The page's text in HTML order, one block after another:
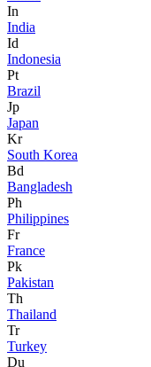
In
India
Id
Indonesia
Pt
Brazil
Jp
Japan
Kr
South Korea
Bd
Bangladesh
Ph
Philippines
Fr
France
Pk
Pakistan
Th
Thailand
Tr
Turkey
Du